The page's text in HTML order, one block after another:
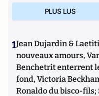
PLUS LUS
1Jean Dujardin &
nouveaux amours,
Benchetrit enterrent
fond, Victoria
Ronaldo du bisco-fils;